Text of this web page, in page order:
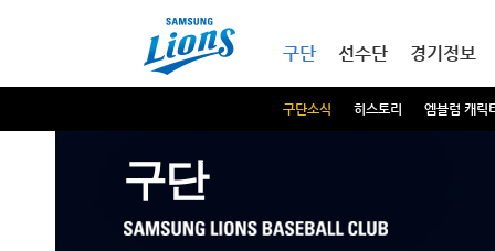
구단
구단소식 히스토리 엠블럼 캐릭
선수단 경기정보
구단